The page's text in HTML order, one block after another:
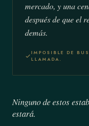
mercado, y una
después de que el
demás.
IMPOSIBLE DE
LLAMADA.
Ninguno de estos
estará.